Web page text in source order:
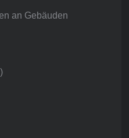
an Gebäuden